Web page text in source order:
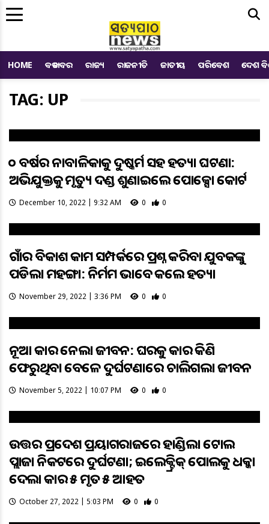
HOME ବଡ ଖବର ରାଜ୍ୟ ରାଜନୀତି ଜାତୀୟ ପରିବେଶ ଦେଶ
TAG: UP
୧୦ ବର୍ଷର ନାବାଳିକାକୁ ଦୁଷ୍କର୍ମ ସହ ହତ୍ୟା ଘଟଣା:
ଅଭିଯୁକ୍ତକୁ ମୃତ୍ୟୁ ଦଣ୍ଡ ଶୁଣାଇଲେ ପୋକ୍ସୋ କୋର୍ଟ
December 10, 2022 | 9:32 AM 0 0
ଗାଁର ବିକାଶ କାମ ସମ୍ପର୍କରେ ପ୍ରଶ୍ନ କରିବା ଯୁବକଙ୍କୁ
ପଡିଲା ମହଙ୍ଗା: ନିର୍ମମ ଭାବେ କଲେ ହତ୍ୟା
November 29, 2022 | 3:36 PM 0 0
ନୂଆ କାର ନେଲା ଜୀବନ: ଘରକୁ କାର କିଣି
ଫେରୁଥିବା ବେଳେ ଦୁର୍ଘଟଣାରେ ଚାଲିଗଲା ଜୀବନ
November 5, 2022 | 10:07 PM 0 0
ଉତ୍ତର ପ୍ରଦେଶ ପ୍ରୟାଗରାଜରେ ହାଣ୍ଡିଲା ଟୋଲ
ପ୍ଲାଜା ନିକଟରେ ଦୁର୍ଘଟଣା; ଇଲେକ୍ଟ୍ରିକ୍ ପୋଲକୁ ଧକ୍କା
ଦେଲା କାର ୫ ମୃତ ୫ ଆହତ
October 27, 2022 | 5:03 PM 0 0